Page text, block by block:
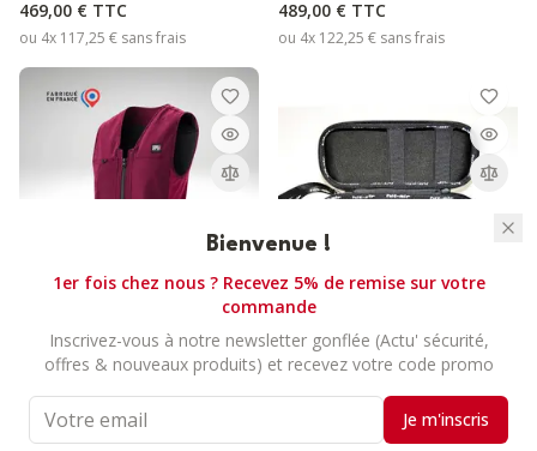
469,00 € TTC
ou 4x 117,25 € sans frais
489,00 € TTC
ou 4x 122,25 € sans frais
ASKARA
ASKARA - GILET AIRBAG
ÉQUITATION RAFALE
BORDEAUX - MADE IN
FRANCE
ACCESSOIRES POUR AIRBAG
HIT AIR - ÉTUI À
CARTOUCHES
Bienvenue !
1er fois chez nous ? Recevez 5% de remise sur votre
commande
Inscrivez-vous à notre newsletter gonflée (Actu' sécurité,
offres & nouveaux produits) et recevez votre code promo
Je m'inscris